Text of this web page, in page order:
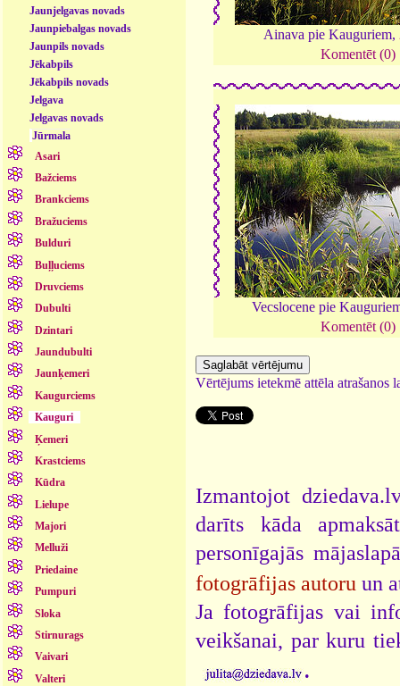
Jaunjelgavas novads
Jaunpiebalgas novads
Jaunpils novads
Jēkabpils
Jēkabpils novads
Jelgava
Jelgavas novads
Jūrmala
Asari
Bažciems
Brankciems
Bražuciems
Bulduri
Buļļuciems
Druvciems
Dubulti
Dzintari
Jaundubulti
Jaunķemeri
Kaugurciems
Kauguri
Ķemeri
Krastciems
Kūdra
Lielupe
Majori
Melluži
Priedaine
Pumpuri
Sloka
Stirnurags
Vaivari
Valteri
Ainava pie Kauguriem,
Komentēt (0)
Vecslocene pie
Komentēt (0)
Vērtējums ietekmē attēla atrašanos
Izmantojot
darīts kāda
personīgajās
fotogrāfijas autoru un
Ja fotogrāfijas vai
veikšanai, par kuru
.